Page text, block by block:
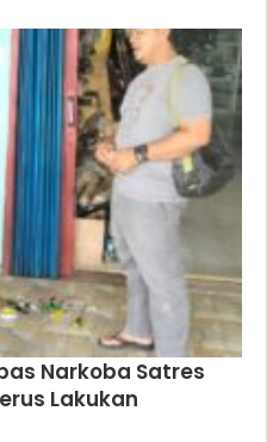
Narkoba Satres
Lakukan